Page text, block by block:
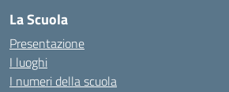
La Scuola
Presentazione
I luoghi
I numeri della scuola